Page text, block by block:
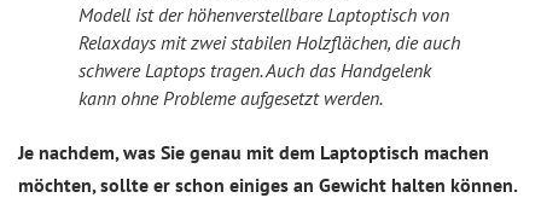
Modell ist der höhenverstellbare Laptoptisch von
Relaxdays mit zwei stabilen Holzflächen, die auch
schwere Laptops tragen. Auch das Handgelenk
kann ohne Probleme aufgesetzt werden.
Je nachdem, was Sie genau mit dem Laptoptisch machen
möchten, sollte er schon einiges an Gewicht halten können.